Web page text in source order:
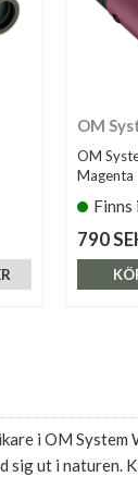
OM
OM
Magenta
Finns
790
i OM System
sig ut i naturen.